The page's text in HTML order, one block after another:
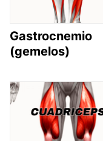
Gastrocnemio
(gemelos)